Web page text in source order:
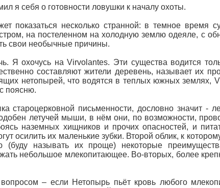
я себя о готовности ловушки к началу охоты.
показаться несколько странной: в темное время
на постеленном на холодную землю одеяле, с
свои необычные причины.
Я охочусь на Virvolantes. Эти существа водится
составляют жители деревень, называет их
нетопырей, что водятся в теплых южных
поясню.
староцерковной письменности, дословно значит -
летучей мыши, в нём они, по возможности,
наземных хищников и прочих опасностей, и
осилить их маленькие зубки. Второй облик, к
(буду называть их проще) некоторые
небольшое млекопитающее. Во-вторых, более
– если Нетопырь пьёт кровь любого